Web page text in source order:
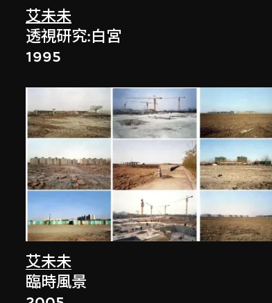
艾未未
透視研究:白宮
1995
艾未未
臨時風景